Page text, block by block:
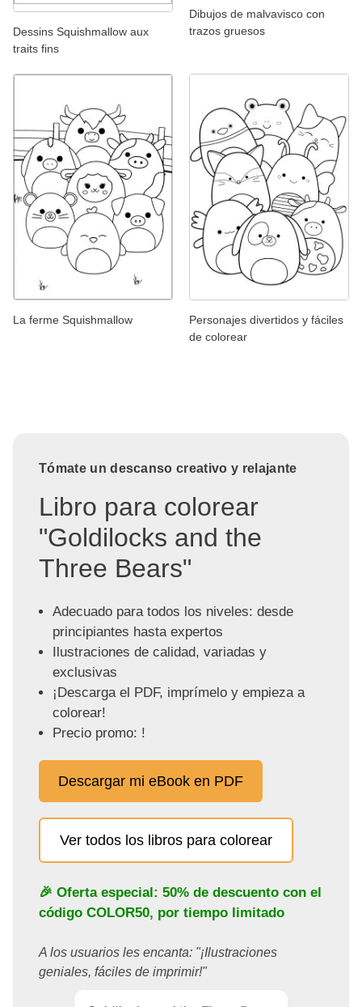
Dessins Squishmallow aux
traits fins
Dibujos de malvavisco con
trazos gruesos
La ferme Squishmallow
Personajes divertidos y fáciles
de colorear
Tómate un descanso creativo y relajante
Libro para colorear
"Goldilocks and the
Three Bears"
Adecuado para todos los niveles: desde
principiantes hasta expertos
Ilustraciones de calidad, variadas y
exclusivas
¡Descarga el PDF, imprímelo y empieza a
colorear!
Precio promo: !
Descargar mi eBook en PDF
Ver todos los libros para colorear
🎉 Oferta especial: 50% de descuento con el
código COLOR50, por tiempo limitado
A los usuarios les encanta: "¡Ilustraciones
geniales, fáciles de imprimir!"